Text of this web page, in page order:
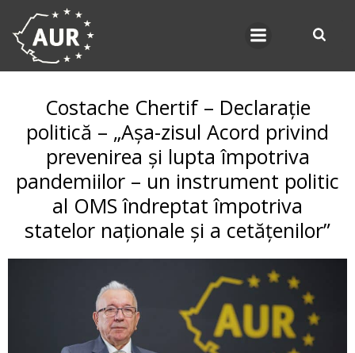
Costache Chertif – Declarație
politică – „Așa-zisul Acord privind
prevenirea și lupta împotriva
pandemiilor – un instrument politic
al OMS îndreptat împotriva
statelor naționale și a cetățenilor”